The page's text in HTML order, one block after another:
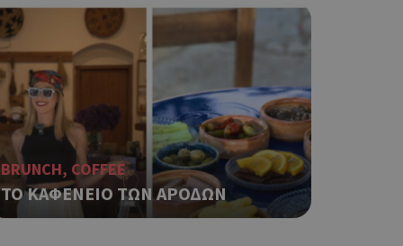
BRUNCH, COFFEE
ΤΟ ΚΑΦΕΝΕΙΟ ΤΩΝ ΑΡΟΔΩΝ
λογαριασμού. Ο
Google
που
για ένα
μεταβλητών
είναι